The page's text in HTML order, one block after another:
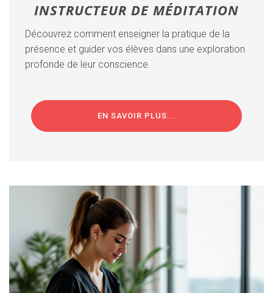
INSTRUCTEUR DE MÉDITATION
Découvrez comment enseigner la pratique de la
présence et guider vos élèves dans une exploration
profonde de leur conscience.
EN SAVOIR PLUS...